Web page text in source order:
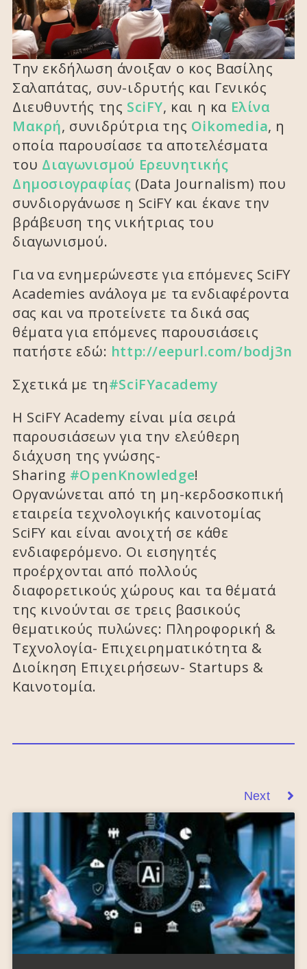
Την εκδήλωση άνοιξαν ο κος Βασίλης
Σαλαπάτας, συν-ιδρυτής και Γενικός
Διευθυντής της SciFY, και η κα Ελίνα
Μακρή, συνιδρύτρια της Oikomedia, η
οποία παρουσίασε τα αποτελέσματα
του Διαγωνισμού Ερευνητικής
Δημοσιογραφίας (Data Journalism) που
συνδιοργάνωσε η SciFY και έκανε την
βράβευση της νικήτριας του
διαγωνισμού.
Για να ενημερώνεστε για επόμενες SciFY
Academies ανάλογα με τα ενδιαφέροντα
σας και να προτείνετε τα δικά σας
θέματα για επόμενες παρουσιάσεις
πατήστε εδώ: http://eepurl.com/bodj3n
Σχετικά με τη#SciFYacademy
Η SciFY Academy είναι μία σειρά
παρουσιάσεων για την ελεύθερη
διάχυση της γνώσης-
Sharing #OpenKnowledge!
Οργανώνεται από τη μη-κερδοσκοπική
εταιρεία τεχνολογικής καινοτομίας
SciFY και είναι ανοιχτή σε κάθε
ενδιαφερόμενο. Οι εισηγητές
προέρχονται από πολλούς
διαφορετικούς χώρους και τα θέματά
της κινούνται σε τρεις βασικούς
θεματικούς πυλώνες: Πληροφορική &
Τεχνολογία- Επιχειρηματικότητα &
Διοίκηση Επιχειρήσεων- Startups &
Καινοτομία.
Next